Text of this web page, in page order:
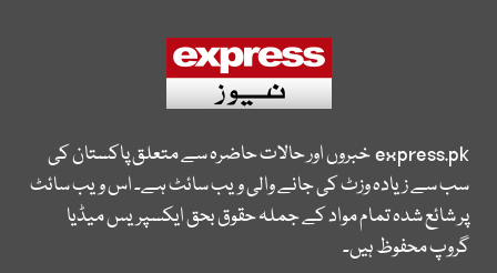
express.pkخبروں اور حالات حاضرہ سے متعلق پاکستان کی
سب سے زیادہ وزٹ کی جانے والی ویب سائٹ ہے۔ اس ویب سائٹ
پر شائع شدہ تمام مواد کے جملہ حقوق بحق ایکسپریس میڈیا
گروپ محفوظ ہیں۔